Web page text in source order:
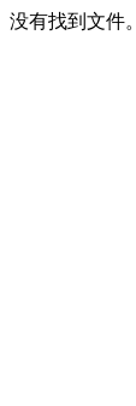
没有找到文件。